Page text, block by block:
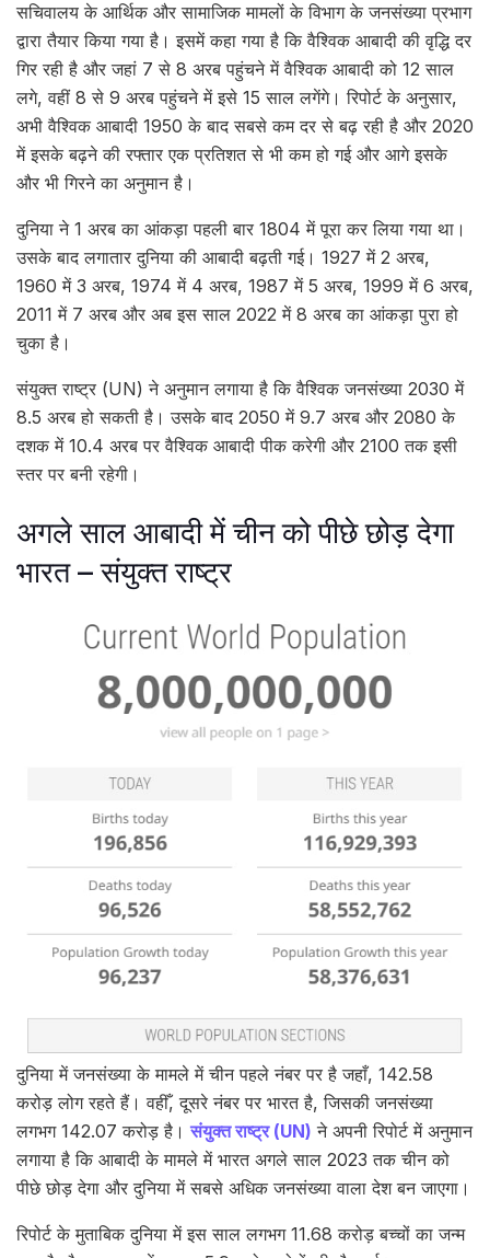
सचिवालय के आर्थिक और सामाजिक मामलों के विभाग के जनसंख्या प्रभाग
द्वारा तैयार किया गया है। इसमें कहा गया है कि वैश्विक आबादी की वृद्धि दर
गिर रही है और जहां 7 से 8 अरब पहुंचने में वैश्विक आबादी को 12 साल
लगे, वहीं 8 से 9 अरब पहुंचने में इसे 15 साल लगेंगे। रिपोर्ट के अनुसार,
अभी वैश्विक आबादी 1950 के बाद सबसे कम दर से बढ़ रही है और 2020
में इसके बढ़ने की रफ्तार एक प्रतिशत से भी कम हो गई और आगे इसके
और भी गिरने का अनुमान है।
दुनिया ने 1 अरब का आंकड़ा पहली बार 1804 में पूरा कर लिया गया था।
उसके बाद लगातार दुनिया की आबादी बढ़ती गई। 1927 में 2 अरब,
1960 में 3 अरब, 1974 में 4 अरब, 1987 में 5 अरब, 1999 में 6 अरब,
2011 में 7 अरब और अब इस साल 2022 में 8 अरब का आंकड़ा पुरा हो
चुका है।
संयुक्त राष्ट्र (UN) ने अनुमान लगाया है कि वैश्विक जनसंख्या 2030 में
8.5 अरब हो सकती है। उसके बाद 2050 में 9.7 अरब और 2080 के
दशक में 10.4 अरब पर वैश्विक आबादी पीक करेगी और 2100 तक इसी
स्तर पर बनी रहेगी।
अगले साल आबादी में चीन को पीछे छोड़ देगा
भारत – संयुक्त राष्ट्र
दुनिया में जनसंख्या के मामले में चीन पहले नंबर पर है जहाँ, 142.58
करोड़ लोग रहते हैं। वहीँ, दूसरे नंबर पर भारत है, जिसकी जनसंख्या
लगभग 142.07 करोड़ है।संयुक्त राष्ट्र (UN) ने अपनी रिपोर्ट में अनुमान
लगाया है कि आबादी के मामले में भारत अगले साल 2023 तक चीन को
पीछे छोड़ देगा और दुनिया में सबसे अधिक जनसंख्या वाला देश बन जाएगा।
रिपोर्ट के मुताबिक दुनिया में इस साल लगभग 11.68 करोड़ बच्चों का जन्म